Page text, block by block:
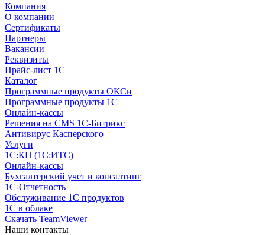
Компания
О компании
Сертификаты
Партнеры
Вакансии
Реквизиты
Прайс-лист 1С
Каталог
Программные продукты ОКСи
Программные продукты 1С
Онлайн-кассы
Решения на CMS 1С-Битрикс
Антивирус Касперского
Услуги
1С:КП (1С:ИТС)
Онлайн-кассы
Бухгалтерский учет и консалтинг
1С-Отчетность
Обслуживание 1С продуктов
1С в облаке
Скачать TeamViewer
Наши контакты